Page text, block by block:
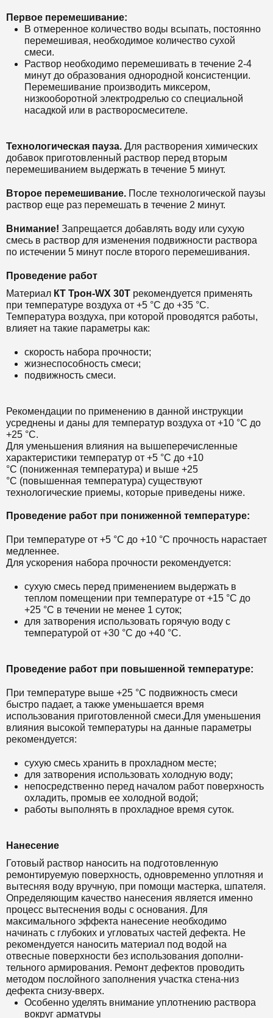
Первое перемешивание:
В отмеренное количество воды всыпать, постоянно
перемешивая, необходимое количество сухой
смеси.
Раствор необходимо перемешивать в течение 2-4
минут до образования однородной консистенции.
Перемешивание производить миксером,
низкооборотной электродрелью со специальной
насадкой или в растворосмесителе.
Технологическая пауза. Для растворения химических
добавок приготовленный раствор перед вторым
перемешиванием выдержать в течение 5 минут.
Второе перемешивание. После технологической паузы
раствор еще раз перемешать в течение 2 минут.
Внимание! Запрещается добавлять воду или сухую
смесь в раствор для изменения подвижности раствора
по истечении 5 минут после второго перемешивания.
Проведение работ
Материал КТ Трон-WX 30Т рекомендуется применять
при температуре воздуха от +5 °С до +35 °С.
Температура воздуха, при которой проводятся работы,
влияет на такие параметры как:
скорость набора прочности;
жизнеспособность смеси;
подвижность смеси.
Рекомендации по применению в данной инструкции
усреднены и даны для температур воздуха от +10 °С до
+25 °С.
Для уменьшения влияния на вышеперечисленные
характеристики температур от +5 °С до +10
°С (пониженная температура) и выше +25
°С (повышенная температура) существуют
технологические приемы, которые приведены ниже.
Проведение работ при пониженной температуре:
При температуре от +5 °С до +10 °С прочность нарастает
медленнее.
Для ускорения набора прочности рекомендуется:
сухую смесь перед применением выдержать в
теплом помещении при температуре от +15 °С до
+25 °С в течении не менее 1 суток;
для затворения использовать горячую воду с
температурой от +30 °С до +40 °С.
Проведение работ при повышенной температуре:
При температуре выше +25 °С подвижность смеси
быстро падает, а также уменьшается время
использования приготовленной смеси.Для уменьшения
влияния высокой температуры на данные параметры
рекомендуется:
сухую смесь хранить в прохладном месте;
для затворения использовать холодную воду;
непосредственно перед началом работ поверхность
охладить, промыв ее холодной водой;
работы выполнять в прохладное время суток.
Нанесение
Готовый раствор наносить на подготовленную
ремонтируемую поверхность, одновременно уплотняя и
вытесняя воду вручную, при помощи мастерка, шпателя.
Определяющим качество нанесения является именно
процесс вытеснения воды с основания. Для
максимального эффекта нанесение необходимо
начинать с глубоких и угловатых частей дефекта. Не
рекомендуется наносить материал под водой на
отвесные поверхности без использования дополни-
тельного армирования. Ремонт дефектов проводить
методом послойного заполнения участка стена-низ
дефекта снизу-вверх.
Особенно уделять внимание уплотнению раствора
вокруг арматуры